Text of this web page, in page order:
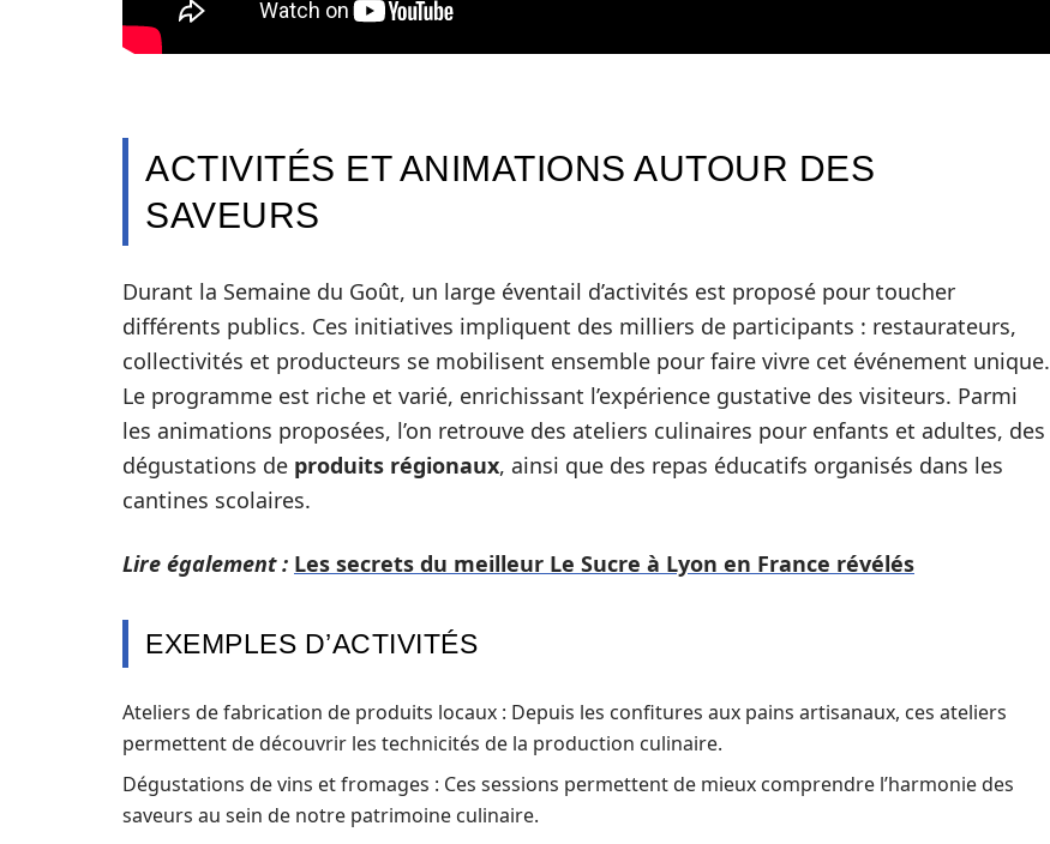
ACTIVITÉS ET ANIMATIONS AUTOUR DES
SAVEURS
Durant la Semaine du Goût, un large éventail d’activités est proposé pour toucher
différents publics. Ces initiatives impliquent des milliers de participants : restaurateurs,
collectivités et producteurs se mobilisent ensemble pour faire vivre cet événement unique.
Le programme est riche et varié, enrichissant l’expérience gustative des visiteurs. Parmi
les animations proposées, l’on retrouve des ateliers culinaires pour enfants et adultes, des
dégustations de produits régionaux, ainsi que des repas éducatifs organisés dans les
cantines scolaires.
Lire également : Les secrets du meilleur Le Sucre à Lyon en France révélés
EXEMPLES D’ACTIVITÉS
Ateliers de fabrication de produits locaux : Depuis les confitures aux pains artisanaux, ces ateliers
permettent de découvrir les technicités de la production culinaire.
Dégustations de vins et fromages : Ces sessions permettent de mieux comprendre l’harmonie des
saveurs au sein de notre patrimoine culinaire.